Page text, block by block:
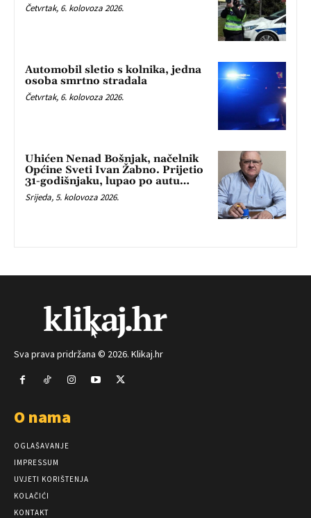
Četvrtak, 6. kolovoza 2026.
Automobil sletio s kolnika, jedna
osoba smrtno stradala
Četvrtak, 6. kolovoza 2026.
Uhićen Nenad Bošnjak, načelnik
Općine Sveti Ivan Žabno. Prijetio
31-godišnjaku, lupao po autu…
Srijeda, 5. kolovoza 2026.
Sva prava pridržana © 2026. Klikaj.hr
O nama
OGLAŠAVANJE
IMPRESSUM
UVJETI KORIŠTENJA
KOLAČIĆI
KONTAKT